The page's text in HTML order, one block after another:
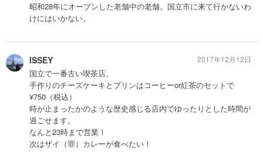
昭和28年にオープンした老舗中の老舗。国立市に来て行かないわ
けにはいかない。
ISSEY
国立で一番古い喫茶店。
手作りのチーズケーキとプリンはコーヒーor紅茶のセットで
¥750（税込）
時が止まったかのような歴史感じる店内でゆったりとした時間が
過ごせます。
なんと23時まで営業！
次はザイ（罪）カレーが食べたい！
2017年12月12日